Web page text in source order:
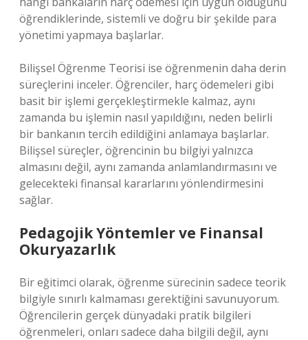
öğrendiklerinde, sistemli ve doğru bir şekilde para
yönetimi yapmaya başlarlar.
Bilişsel Öğrenme Teorisi ise öğrenmenin daha derin
süreçlerini inceler. Öğrenciler, harç ödemeleri gibi
basit bir işlemi gerçekleştirmekle kalmaz, aynı
zamanda bu işlemin nasıl yapıldığını, neden belirli
bir bankanın tercih edildiğini anlamaya başlarlar.
Bilişsel süreçler, öğrencinin bu bilgiyi yalnızca
almasını değil, aynı zamanda anlamlandırmasını ve
gelecekteki finansal kararlarını yönlendirmesini
sağlar.
Pedagojik Yöntemler ve Finansal
Okuryazarlık
Bir eğitimci olarak, öğrenme sürecinin sadece teorik
bilgiyle sınırlı kalmaması gerektiğini savunuyorum.
Öğrencilerin gerçek dünyadaki pratik bilgileri
öğrenmeleri, onları sadece daha bilgili değil, aynı